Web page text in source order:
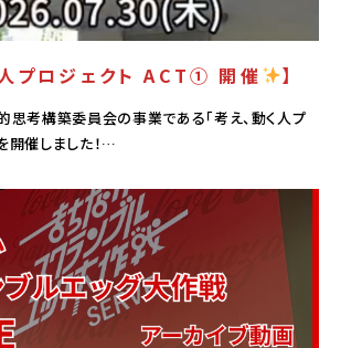
人プロジェクト ACT① 開催 】
考構築委員会の事業である「考え、動く人プ
開催しました！…